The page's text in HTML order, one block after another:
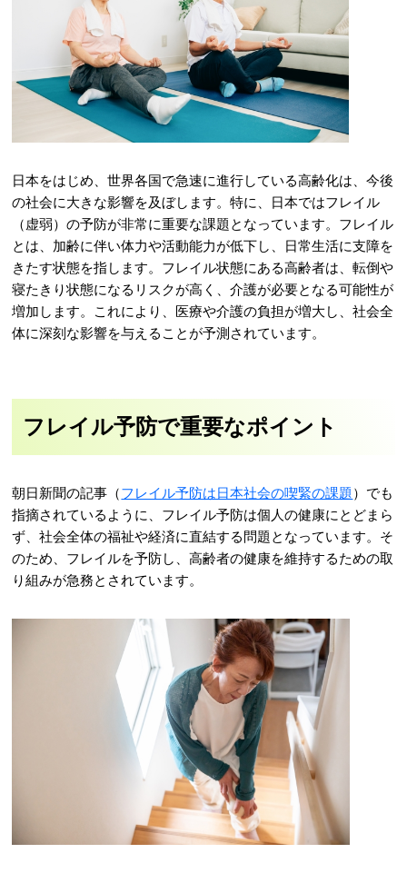
日本をはじめ、世界各国で急速に進行している高齢化は、今後
の社会に大きな影響を及ぼします。特に、日本ではフレイル
（虚弱）の予防が非常に重要な課題となっています。フレイル
とは、加齢に伴い体力や活動能力が低下し、日常生活に支障を
きたす状態を指します。フレイル状態にある高齢者は、転倒や
寝たきり状態になるリスクが高く、介護が必要となる可能性が
増加します。これにより、医療や介護の負担が増大し、社会全
体に深刻な影響を与えることが予測されています。
フレイル予防で重要なポイント
朝日新聞の記事（フレイル予防は日本社会の喫緊の課題）でも
指摘されているように、フレイル予防は個人の健康にとどまら
ず、社会全体の福祉や経済に直結する問題となっています。そ
のため、フレイルを予防し、高齢者の健康を維持するための取
り組みが急務とされています。